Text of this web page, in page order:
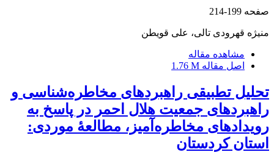
صفحه 199-214
منیژه قهرودی تالی، علی قویطن
مشاهده مقاله
اصل مقاله 1.76 M
تحلیل تطبیقی راهبردهای مخاطره‌شناسی و
راهبردهای جمعیت هلال احمر در پاسخ به
رویدادهای مخاطره‌آمیز، مطالعۀ موردی:
استان کردستان